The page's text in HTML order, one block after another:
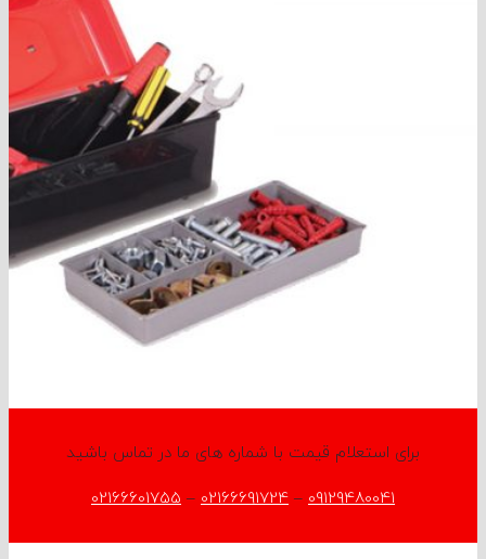
برای استعلام قیمت با شماره های ما در تماس باشید
09129480041
–
02166691724
–
02166601755